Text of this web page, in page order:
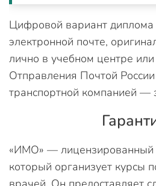
Цифровой вариант диплома
электронной почте,
лично в учебном центре или
Отправления Почтой
транспортной компанией —
«ИМО» — лицензированный
который организует курсы